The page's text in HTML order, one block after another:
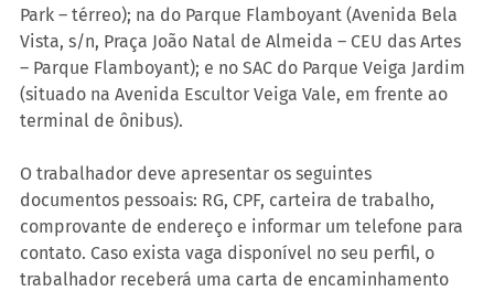
Park – térreo); na do Parque Flamboyant (Avenida Bela
Vista, s/n, Praça João Natal de Almeida – CEU das Artes
– Parque Flamboyant); e no SAC do Parque Veiga Jardim
(situado na Avenida Escultor Veiga Vale, em frente ao
terminal de ônibus).
O trabalhador deve apresentar os seguintes
documentos pessoais: RG, CPF, carteira de trabalho,
comprovante de endereço e informar um telefone para
contato. Caso exista vaga disponível no seu perfil, o
trabalhador receberá uma carta de encaminhamento